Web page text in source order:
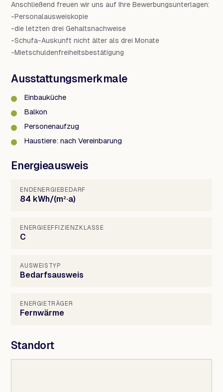
Anschließend freuen wir uns auf Ihre Bewerbungsunterlagen:
-Personalausweiskopie
-die letzten drei Gehaltsnachweise
-Schufa-Auskunft nicht älter als drei Monate
-Mietschuldenfreiheitsbestätigung
Ausstattungsmerkmale
Einbauküche
Balkon
Personenaufzug
Haustiere: nach Vereinbarung
Energieausweis
ENDENERGIEBEDARF
84 kWh/(m²·a)
ENERGIEEFFIZIENZKLASSE
C
AUSWEISTYP
Bedarfsausweis
ENERGIETRÄGER
Fernwärme
Standort